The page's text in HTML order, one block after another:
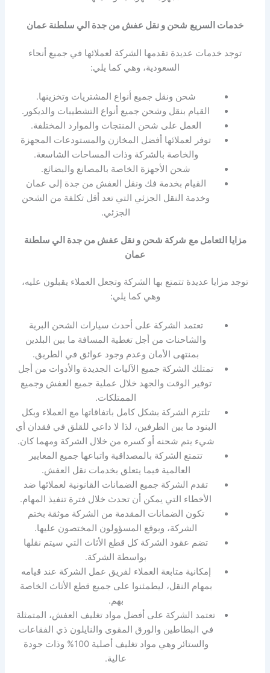
خدمات السريع شحن و نقل عفش من جدة الي سلطنة عمان
توجد خدمات عديدة تقدمها الشركة لعملائها في جميع أنحاء
السعودية، وهي كما يلي:
شحن ونقل جميع أنواع المشتريات وتخزينها.
القيام بنقل وشحن جميع أنواع التشطيبات والديكور.
العمل على شحن المنتجات والموارد المختلفة.
توفر لعملائها أفضل المخازن والمستودعات المجهزة
والخاصة بالشركة وذات المساحات الشاسعة.
شحن الأجهزة الخاصة بالمصانع والبضائع.
القيام بخدمة فك ونقل العفش من جدة إلى عمان
وخدمة النقل الجزئي التي تعد أقل تكلفة من الشحن
الجزئي.
مزايا التعامل مع شركة شحن و نقل عفش من جدة الي سلطنة
عمان
توجد مزايا عديدة تتمتع بها الشركة وتجعل العملاء يقبلون عليه،
وهي كما يلي:
تعتمد الشركة على أحدث سيارات الشحن البرية
والشاحنات من أجل تغطية المسافة ما بين البلدين
بمنتهى الأمان وعدم وجود عوائق في الطريق.
تمتلك الشركة جميع الآليات الجديدة والأدوات من أجل
توفير الوقت والجهد خلال عملية جميع العفش وجميع
الممتلكات.
تلتزم الشركة بشكل كامل باتفاقاتها مع العملاء وبكل
البنود ما بين الطرفين، لذا لا داعي للقلق في فقدان أي
شيء يتم شحنه أو كسره من خلال الشركة ومهما كان.
تتمتع الشركة بالمصداقية واتباعها جميع المعايير
العالمية فيما يتعلق بخدمات نقل العفش.
تقدم الشركة جميع الضمانات القانونية لعملائها ضد
الأخطاء التي يمكن أن تحدث خلال فترة تنفيذ المهام.
تكون الضمانات المقدمة من الشركة موثقة بختم
الشركة، ويوقع المسؤولون المختصون عليها.
تضم عقود الشركة كل قطع الأثاث التي سيتم نقلها
بواسطة الشركة.
إمكانية متابعة العملاء لفريق عمل الشركة عند قيامه
بمهام النقل، ليطمئنوا على جميع قطع الأثاث الخاصة
بهم.
تعتمد الشركة على أفضل مواد تغليف العفش، المتمثلة
في البطاطين والورق المقوى والنايلون ذي الفقاعات
والستائر وهي مواد تغليف أصلية 100% وذات جودة
عالية.